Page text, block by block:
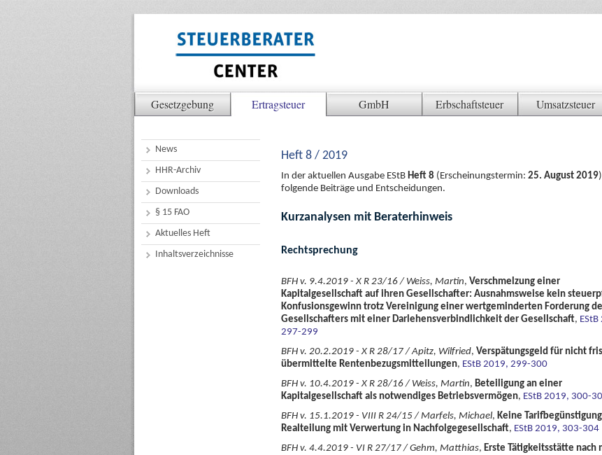
Gesetzgebung Ertragsteuer GmbH Erbschaftsteuer Umsatzsteuer
News
HHR-Archiv
Downloads
§ 15 FAO
Aktuelles Heft
Inhaltsverzeichnisse
Heft 8 / 2019
In der aktuellen Ausgabe EStB Heft 8 (Erscheinungstermin: 25. August 2019
folgende Beiträge und Entscheidungen.
Kurzanalysen mit Beraterhinweis
Rechtsprechung
BFH v. 9.4.2019 - X R 23/16 / Weiss, Martin, Verschmelzung einer
Kapitalgesellschaft auf ihren Gesellschafter: Ausnahmsweise kein
Konfusionsgewinn trotz Vereinigung einer wertgeminderten Forderung
Gesellschafters mit einer Darlehensverbindlichkeit der Gesellschaft,
297-299
BFH v. 20.2.2019 - X R 28/17 / Apitz, Wilfried, Verspätungsgeld für nicht
übermittelte Rentenbezugsmitteilungen, EStB 2019, 299-300
BFH v. 10.4.2019 - X R 28/16 / Weiss, Martin, Beteiligung an einer
Kapitalgesellschaft als notwendiges Betriebsvermögen, EStB 2019, 300-
BFH v. 15.1.2019 - VIII R 24/15 / Marfels, Michael, Keine
Realteilung mit Verwertung in Nachfolgegesellschaft, EStB 2019, 303-304
BFH v. 4.4.2019 - VI R 27/17 / Gehm, Matthias, Erste Tätigkeitsstätte nach